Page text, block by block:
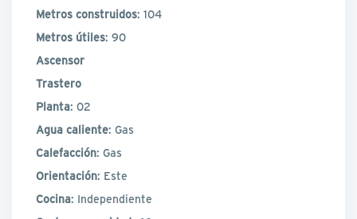
Metros construidos: 104
Metros útiles: 90
Ascensor
Trastero
Planta: 02
Agua caliente: Gas
Calefacción: Gas
Orientación: Este
Cocina: Independiente